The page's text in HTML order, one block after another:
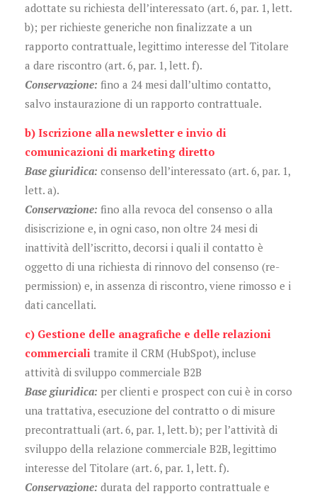
adottate su richiesta dell’interessato (art. 6, par. 1, lett.
b); per richieste generiche non finalizzate a un
rapporto contrattuale, legittimo interesse del Titolare
a dare riscontro (art. 6, par. 1, lett. f).
Conservazione: fino a 24 mesi dall’ultimo contatto,
salvo instaurazione di un rapporto contrattuale.
b) Iscrizione alla newsletter e invio di
comunicazioni di marketing diretto
Base giuridica: consenso dell’interessato (art. 6, par. 1,
lett. a).
Conservazione: fino alla revoca del consenso o alla
disiscrizione e, in ogni caso, non oltre 24 mesi di
inattività dell’iscritto, decorsi i quali il contatto è
oggetto di una richiesta di rinnovo del consenso (re-
permission) e, in assenza di riscontro, viene rimosso e i
dati cancellati.
c) Gestione delle anagrafiche e delle relazioni
commerciali tramite il CRM (HubSpot), incluse
attività di sviluppo commerciale B2B
Base giuridica: per clienti e prospect con cui è in corso
una trattativa, esecuzione del contratto o di misure
precontrattuali (art. 6, par. 1, lett. b); per l’attività di
sviluppo della relazione commerciale B2B, legittimo
interesse del Titolare (art. 6, par. 1, lett. f).
Conservazione: durata del rapporto contrattuale e